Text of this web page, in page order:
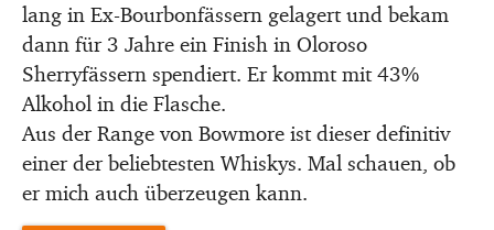
lang in Ex-Bourbonfässern gelagert und bekam
dann für 3 Jahre ein Finish in Oloroso
Sherryfässern spendiert. Er kommt mit 43%
Alkohol in die Flasche.
Aus der Range von Bowmore ist dieser definitiv
einer der beliebtesten Whiskys. Mal schauen, ob
er mich auch überzeugen kann.